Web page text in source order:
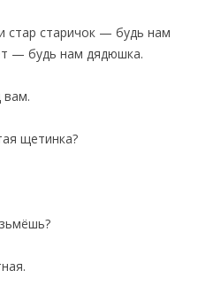
стар старичок — будь нам
— будь нам дядюшка.
щетинка?